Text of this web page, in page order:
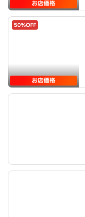
お店価格
50%OFF
お店価格